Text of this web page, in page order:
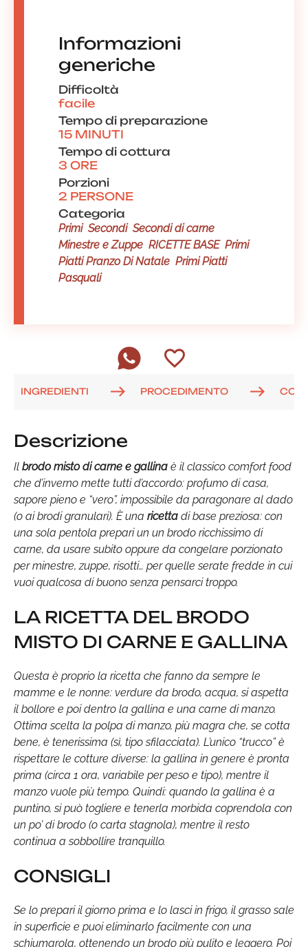
Informazioni
generiche
Difficoltà
facile
Tempo di preparazione
15 MINUTI
Tempo di cottura
3 ORE
Porzioni
2 PERSONE
Categoria
Primi Secondi Secondi di carne
Minestre e Zuppe RICETTE BASE Primi
Piatti Pranzo Di Natale Primi Piatti
Pasquali
INGREDIENTI PROCEDIMENTO
Descrizione
Il brodo misto di carne e gallina è il classico comfort food
che d’inverno mette tutti d’accordo: profumo di casa,
sapore pieno e “vero”, impossibile da paragonare al dado
(o ai brodi granulari). È una ricetta di base preziosa: con
una sola pentola prepari un un brodo ricchissimo di
carne, da usare subito oppure da congelare porzionato
per minestre, zuppe, risotti… per quelle serate fredde in cui
vuoi qualcosa di buono senza pensarci troppo.
LA RICETTA DEL BRODO
MISTO DI CARNE E GALLINA
Questa è proprio la ricetta che fanno da sempre le
mamme e le nonne: verdure da brodo, acqua, si aspetta
il bollore e poi dentro la gallina e una carne di manzo.
Ottima scelta la polpa di manzo, più magra che, se cotta
bene, è tenerissima (sì, tipo sfilacciata). L’unico “trucco” è
rispettare le cotture diverse: la gallina in genere è pronta
prima (circa 1 ora, variabile per peso e tipo), mentre il
manzo vuole più tempo. Quindi: quando la gallina è a
puntino, si può togliere e tenerla morbida coprendola con
un po’ di brodo (o carta stagnola), mentre il resto
continua a sobbollire tranquillo.
CONSIGLI
Se lo prepari il giorno prima e lo lasci in frigo, il grasso sale
in superficie e puoi eliminarlo facilmente con una
schiumarola, ottenendo un brodo più pulito e leggero. Poi